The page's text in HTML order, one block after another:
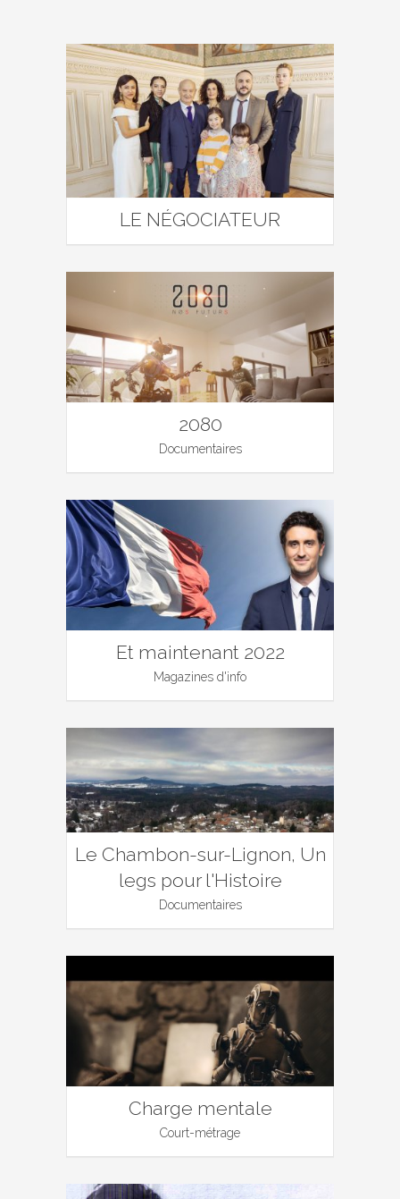
LE NÉGOCIATEUR
2080
Documentaires
Et maintenant 2022
Magazines d'info
Le Chambon-sur-Lignon, Un
legs pour l'Histoire
Documentaires
Charge mentale
Court-métrage